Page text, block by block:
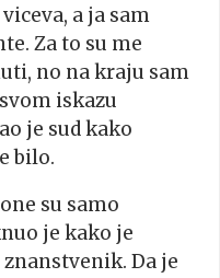
a ja sam
Za to su me
no na kraju sam
iskazu
je sud kako
bilo.
su samo
je kako je
Da je